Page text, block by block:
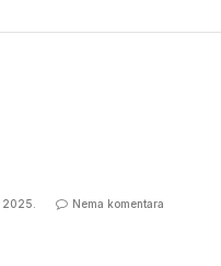
Nema komentara